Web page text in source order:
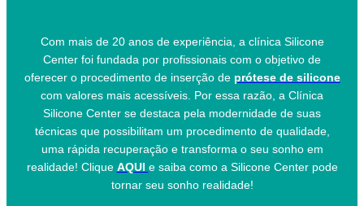
Com mais de 20 anos de experiência, a clínica Silicone
Center foi fundada por profissionais com o objetivo de
oferecer o procedimento de inserção de prótese de silicone
com valores mais acessíveis. Por essa razão, a Clínica
Silicone Center se destaca pela modernidade de suas
técnicas que possibilitam um procedimento de qualidade,
uma rápida recuperação e transforma o seu sonho em
realidade! Clique AQUI e saiba como a Silicone Center pode
tornar seu sonho realidade!